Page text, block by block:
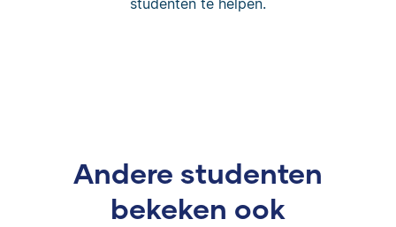
studenten te helpen.
Andere studenten
bekeken ook